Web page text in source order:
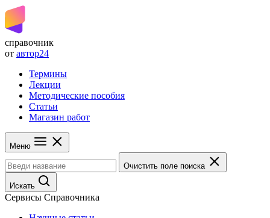
справочник
от автор24
Термины
Лекции
Методические пособия
Статьи
Магазин работ
Меню
Очистить поле поиска
Искать
Сервисы Справочника